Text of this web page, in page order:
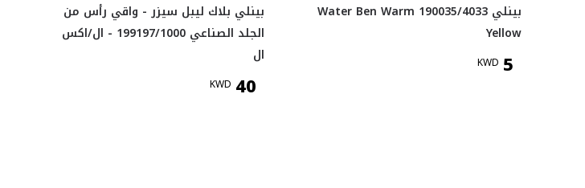
بينلي Water Ben Warm 190035/4033
Yellow
KWD 5
بينلي بلاك ليبل سيزر - واقي رأس من
الجلد الصناعي 199197/1000 - ال/اكس
ال
KWD 40